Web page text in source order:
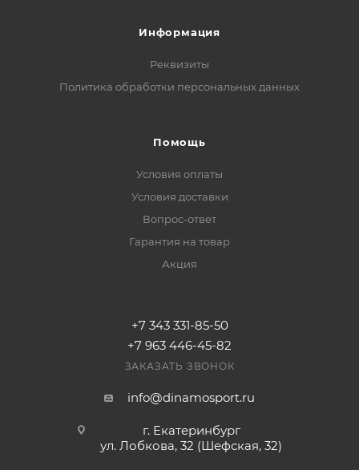
Информация
Реквизиты
Политика обработки персональных данных
Помощь
Условия оплаты
Условия доставки
Вопрос-ответ
Гарантия на товар
Акция
+7 343 331-85-50
+7 963 446-45-82
ЗАКАЗАТЬ ЗВОНОК
info@dinamosport.ru
г. Екатеринбург
ул. Лобкова, 32 (Шефская, 32)